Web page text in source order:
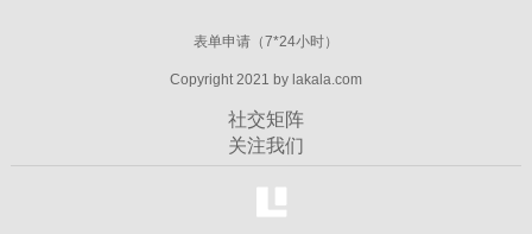
表单申请（7*24小时）
Copyright 2021 by lakala.com
社交矩阵
关注我们